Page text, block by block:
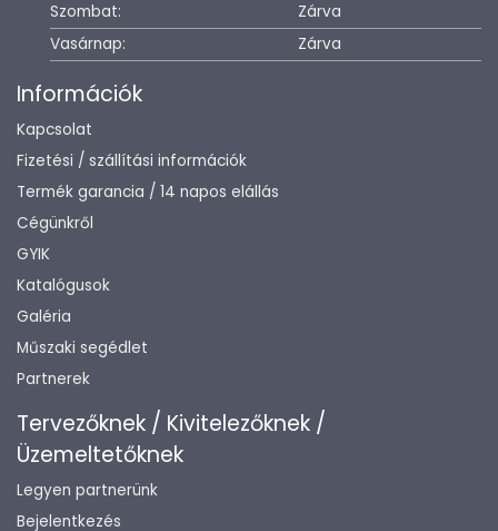
Szombat:
Zárva
Vasárnap:
Zárva
Információk
Kapcsolat
Fizetési / szállítási információk
Termék garancia / 14 napos elállás
Cégünkről
GYIK
Katalógusok
Galéria
Műszaki segédlet
Partnerek
Tervezőknek / Kivitelezőknek /
Üzemeltetőknek
Legyen partnerünk
Bejelentkezés